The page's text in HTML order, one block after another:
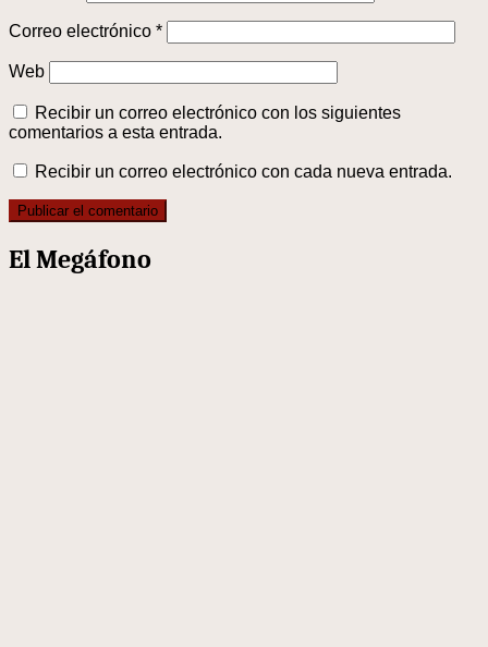
Correo electrónico *
Web
Recibir un correo electrónico con los siguientes
comentarios a esta entrada.
Recibir un correo electrónico con cada nueva entrada.
El Megáfono